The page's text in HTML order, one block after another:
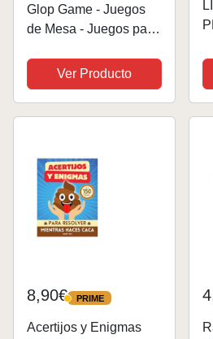
Glop Game - Juegos
de Mesa - Juegos para
Cartas para Fiestas -
Regalos Originales
Hombres, Mujeres,
Ver Producto
8,90€ PRIME
PRIME
Acertijos y Enigmas